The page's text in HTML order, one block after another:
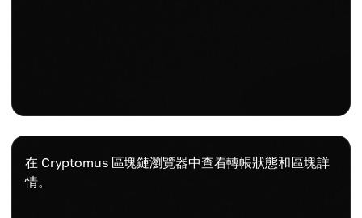
在 Cryptomus 區塊鏈瀏覽器中查看轉帳狀態和區塊詳
情。